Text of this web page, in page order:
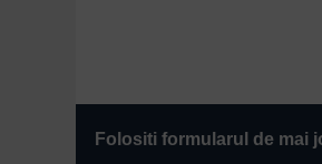
Folositi formularul de mai